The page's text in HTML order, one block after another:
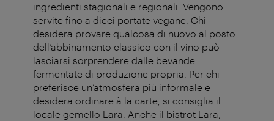
ingredienti stagionali e regionali. Vengono
servite fino a dieci portate vegane. Chi
desidera provare qualcosa di nuovo al posto
dell’abbinamento classico con il vino può
lasciarsi sorprendere dalle bevande
fermentate di produzione propria. Per chi
preferisce un’atmosfera più informale e
desidera ordinare à la carte, si consiglia il
locale gemello Lara. Anche il bistrot Lara,